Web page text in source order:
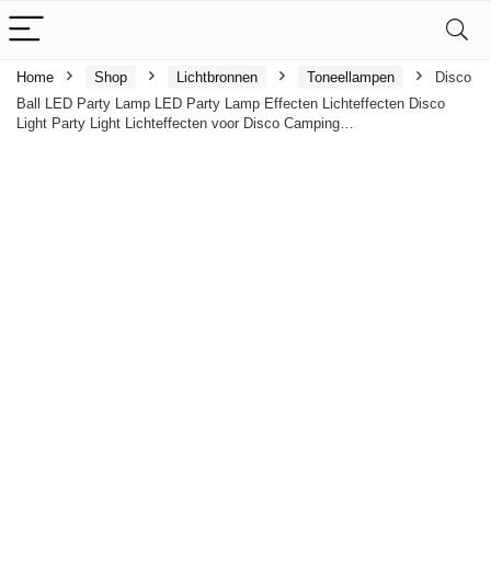
Home Shop Lichtbronnen Toneellampen
Disco
Ball LED Party Lamp LED Party Lamp Effecten Lichteffecten Disco
Light Party Light Lichteffecten voor Disco Camping…